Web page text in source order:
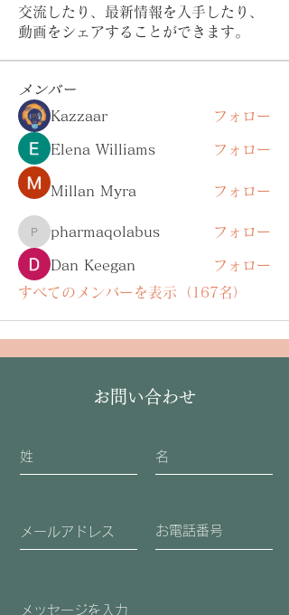
交流したり、最新情報を入手したり、
動画をシェアすることができます。
メンバー
Kazzaar
フォロー
Elena Williams フォロー
Millan Myra フォロー
pharmaqolabus
pharmaqolabus フォロー
Dan Keegan
フォロー
すべてのメンバーを表示（167名）
お問い合わせ